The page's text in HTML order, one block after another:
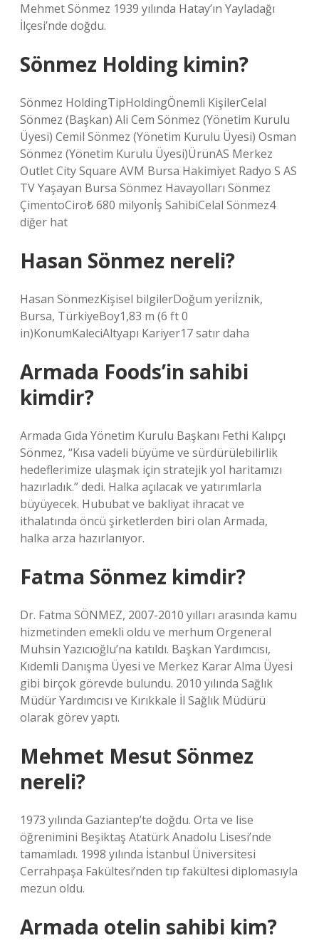
Mehmet Sönmez 1939 yılında Hatay’ın Yayladağı
İlçesi’nde doğdu.
Sönmez Holding kimin?
Sönmez HoldingTipHoldingÖnemli KişilerCelal
Sönmez (Başkan) Ali Cem Sönmez (Yönetim Kurulu
Üyesi) Cemil Sönmez (Yönetim Kurulu Üyesi) Osman
Sönmez (Yönetim Kurulu Üyesi)ÜrünAS Merkez
Outlet City Square AVM Bursa Hakimiyet Radyo S AS
TV Yaşayan Bursa Sönmez Havayolları Sönmez
ÇimentoCiro₺ 680 milyonİş SahibiCelal Sönmez4
diğer hat
Hasan Sönmez nereli?
Hasan SönmezKişisel bilgilerDoğum yeriİznik,
Bursa, TürkiyeBoy1,83 m (6 ft 0
in)KonumKaleciAltyapı Kariyer17 satır daha
Armada Foods’in sahibi
kimdir?
Armada Gıda Yönetim Kurulu Başkanı Fethi Kalıpçı
Sönmez, “Kısa vadeli büyüme ve sürdürülebilirlik
hedeflerimize ulaşmak için stratejik yol haritamızı
hazırladık.” dedi. Halka açılacak ve yatırımlarla
büyüyecek. Hububat ve bakliyat ihracat ve
ithalatında öncü şirketlerden biri olan Armada,
halka arza hazırlanıyor.
Fatma Sönmez kimdir?
Dr. Fatma SÖNMEZ, 2007-2010 yılları arasında kamu
hizmetinden emekli oldu ve merhum Orgeneral
Muhsin Yazıcıoğlu’na katıldı. Başkan Yardımcısı,
Kıdemli Danışma Üyesi ve Merkez Karar Alma Üyesi
gibi birçok görevde bulundu. 2010 yılında Sağlık
Müdür Yardımcısı ve Kırıkkale İl Sağlık Müdürü
olarak görev yaptı.
Mehmet Mesut Sönmez
nereli?
1973 yılında Gaziantep’te doğdu. Orta ve lise
öğrenimini Beşiktaş Atatürk Anadolu Lisesi’nde
tamamladı. 1998 yılında İstanbul Üniversitesi
Cerrahpaşa Fakültesi’nden tıp fakültesi diplomasıyla
mezun oldu.
Armada otelin sahibi kim?